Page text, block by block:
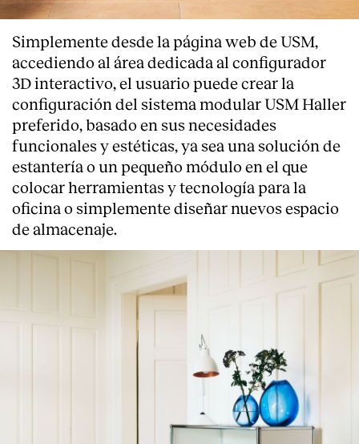
Simplemente desde la página web de USM,
accediendo al área dedicada al configurador
3D interactivo, el usuario puede crear la
configuración del sistema modular USM Haller
preferido, basado en sus necesidades
funcionales y estéticas, ya sea una solución de
estantería o un pequeño módulo en el que
colocar herramientas y tecnología para la
oficina o simplemente diseñar nuevos espacio
de almacenaje.